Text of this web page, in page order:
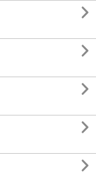




